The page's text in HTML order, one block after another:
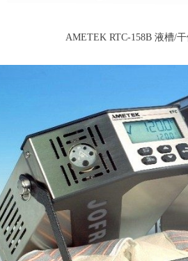
AMETEK RTC-158B 液槽/